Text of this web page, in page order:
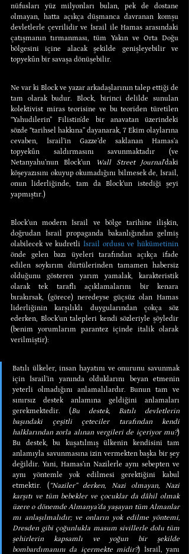
nüfusları yüz milyonları bulan, pek de dostane
olmayan, hatta açıkça düşmanca davranan komşu
devletlerle çevrilidir ve İsrail ile Hamas arasındaki
çatışmanın tırmanması, tüm Yakın ve Orta Doğu
bölgesini içine alacak şekilde genişleyebilir ve
topyekûn bir savaşa dönüşebilir.
Ne var ki Block ve yazar arkadaşlarının talep ettiği de
tam olarak budur. Block, birinci delilde sunulan
kolektivist miras teorisine ve bu teoriden türetilen
“Yahudilerin” Filistin’de bir anavatan üzerindeki
sözde “tarihsel hakkına” dayanarak, 7 Ekim olaylarına
cevaben, İsrail’in Gazze’de saklanan Hamas’a
topyekûn saldırmasını savunmaktadır (ve
Netanyahu’nun Block’un
Wall Street Journal’daki
köşeyazısını okuyup okumadığını bilmesek de, İsrail,
onun liderliğinde, tam da Block’un istediği şeyi
yapmıştır.)
Block’un modern İsrail ve bölge tarihine ilişkin,
doğrudan İsrail propaganda bakanlığından gelmiş
olabilecek ve kudretli İsrail ordusu ve hükümetinin
önde gelen bazı üyeleri tarafından açıkça ifade
edilen soykırım dürtülerinden tamamen habersiz
olduğunu gösteren yarım yamalak, karakteristik
olarak tek taraflı açıklamalarını bir kenara
bırakırsak, (görece) neredeyse güçsüz olan Hamas
liderliğinin karşılıklı duygularından çokça söz
ederken, Block’un talepleri kendi sözleriyle şöyledir
(benim yorumlarım parantez içinde italik olarak
verilmiştir):
Batılı ülkeler, insan hayatını ve onurunu savunmak
için İsrail’in yanında olduklarını beyan etmenin
yeterli olmadığını anlamalılardır. Bunun tam ve
sınırsız destek anlamına geldiğini anlamaları
gerekmektedir. (Bu destek, Batılı devletlerin
başındaki çeşitli çeteciler tarafından kendi
halklarından zorla alınan vergileri de içeriyor mu?)
Bu destek, bu kuşatılmış ülkenin kendisini tam
anlamıyla savunmasına izin vermekten başka bir şey
değildir. Yani, Hamas’ın Nazilerle aynı sebepten ve
aynı yöntemle yok edilmesi gerektiğini kabul
etmektir. ( “Naziler” derken, Nazi olmayan, Nazi
karşıtı ve tüm bebekler ve çocuklar da dâhil olmak
üzere o dönemde Almanya’da yaşayan tüm Almanlar
mı anlaşılmalıdır; ve onların yok edilme yöntemi,
Dresden gibi çoğunlukla masum sivillerle dolu tüm
şehirlerin kapsamlı ve yoğun bir şekilde
bombardımanını da içermekte midir?) İsrail, yanı